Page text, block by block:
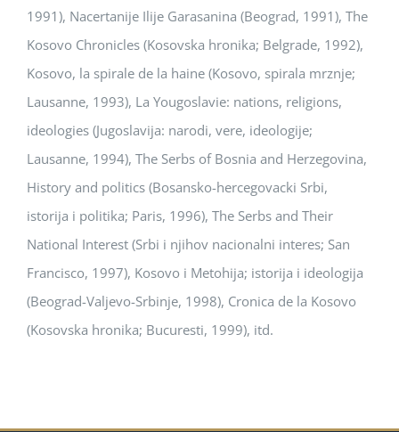
1991), Nacertanije Ilije Garasanina (Beograd, 1991), The
Kosovo Chronicles (Kosovska hronika; Belgrade, 1992),
Kosovo, la spirale de la haine (Kosovo, spirala mrznje;
Lausanne, 1993), La Yougoslavie: nations, religions,
ideologies (Jugoslavija: narodi, vere, ideologije;
Lausanne, 1994), The Serbs of Bosnia and Herzegovina,
History and politics (Bosansko-hercegovacki Srbi,
istorija i politika; Paris, 1996), The Serbs and Their
National Interest (Srbi i njihov nacionalni interes; San
Francisco, 1997), Kosovo i Metohija; istorija i ideologija
(Beograd-Valjevo-Srbinje, 1998), Cronica de la Kosovo
(Kosovska hronika; Bucuresti, 1999), itd.